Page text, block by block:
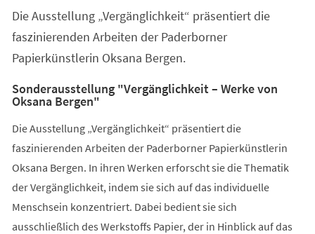
Die Ausstellung „Vergänglichkeit“ präsentiert die
faszinierenden Arbeiten der Paderborner
Papierkünstlerin Oksana Bergen.
Sonderausstellung "Vergänglichkeit – Werke von
Oksana Bergen"
Die Ausstellung „Vergänglichkeit“ präsentiert die
faszinierenden Arbeiten der Paderborner Papierkünstlerin
Oksana Bergen. In ihren Werken erforscht sie die Thematik
der Vergänglichkeit, indem sie sich auf das individuelle
Menschsein konzentriert. Dabei bedient sie sich
ausschließlich des Werkstoffs Papier, der in Hinblick auf das